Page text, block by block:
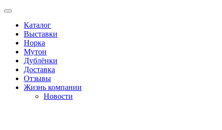
Каталог
Выставки
Норка
Мутон
Дублёнки
Доставка
Отзывы
Жизнь компании
Новости